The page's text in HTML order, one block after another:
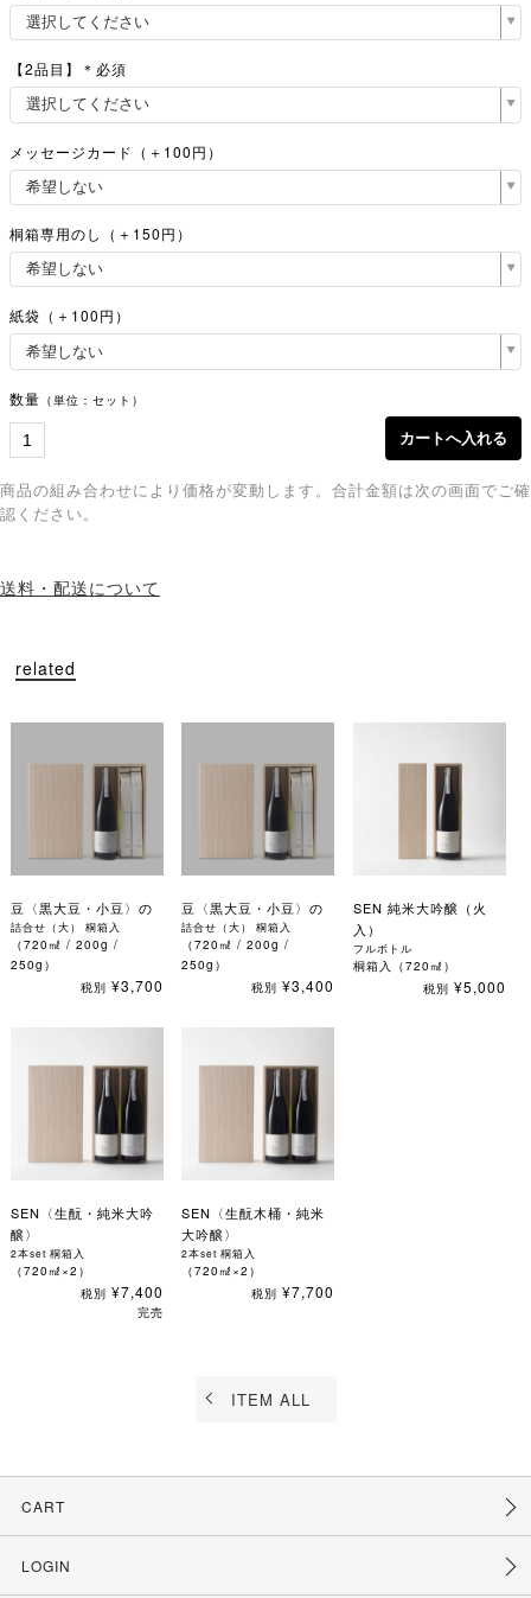
【2品目】＊必須
メッセージカード（＋100円）
桐箱専用のし（＋150円）
紙袋（＋100円）
数量 （単位：セット）
商品の組み合わせにより価格が変動します。合計金額は次の画面でご確
認ください。
送料・配送について
related
豆〈黒大豆・小豆〉の
詰合せ（大） 桐箱入
（720㎖ / 200g /
250g）
税別 ¥3,700
豆〈黒大豆・小豆〉の
詰合せ（大） 桐箱入
（720㎖ / 200g /
250g）
税別¥3,400
SEN 純米大吟醸（火
入）
フルボトル
桐箱入（720㎖）
税別 ¥5,000
SEN〈生酛・純米大吟
醸〉
2本set 桐箱入
（720㎖×2）
税別 ¥7,400
完売
SEN〈生酛木桶・純米
大吟醸〉
2本set 桐箱入
（720㎖×2）
税別¥7,700
ITEM ALL
CART
LOGIN